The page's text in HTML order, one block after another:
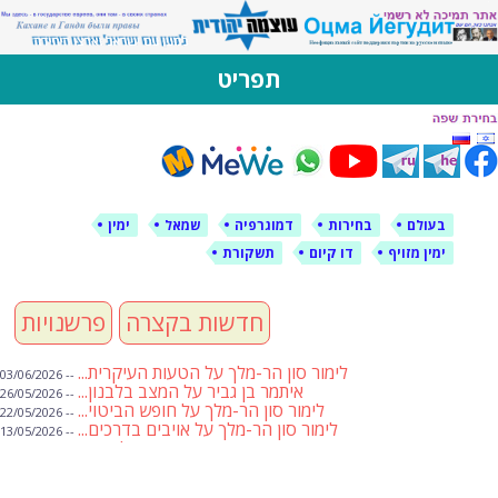
לימין עוצמה יהודית
אתר תמיכה ברוסית ובעברית
תפריט
דילוג
לתוכן
בעולם בחירות דמוגרפיה שמאל
ימין
ימין מזויף
דו קיום תשקורת
פרשנויות חדשות בקצרה
לימור סון הר-מלך על הטעות העיקרית... -- 03/06/2026
איתמר בן גביר על המצב בלבנון... -- 26/05/2026
לימור סון הר-מלך על חופש הביטוי... -- 22/05/2026
לימור סון הר-מלך על אויבים בדרכים... -- 13/05/2026
שבועת אמונים לדעאש